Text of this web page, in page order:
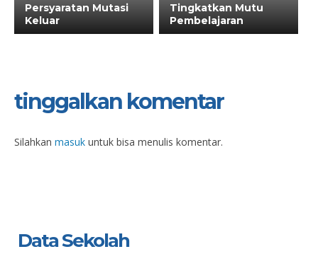
Persyaratan Mutasi
Keluar
Tingkatkan Mutu
Pembelajaran
tinggalkan komentar
Silahkan masuk untuk bisa menulis komentar.
Data Sekolah